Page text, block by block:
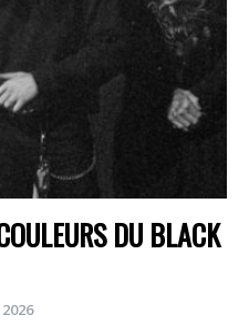
DU BLACK